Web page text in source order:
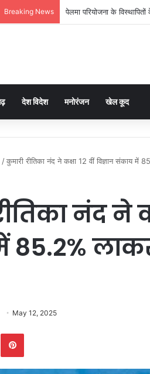
Breaking News पेलमा परियोजना के
देश विदेश मनोरंजन खेल कूद
/कुमारी रीतिका नंद ने कक्षा 12 वीं विज्ञान संकाय
नंद ने
FollowMay 12, 2025
Pinterest